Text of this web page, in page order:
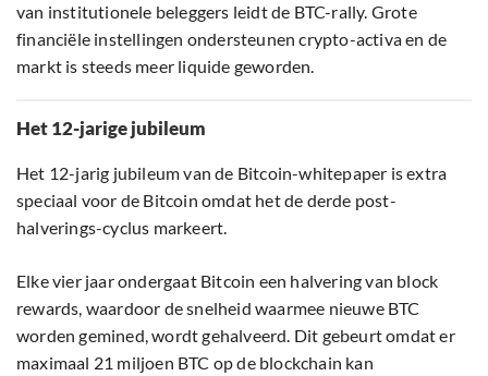
van institutionele beleggers leidt de BTC-rally. Grote
financiële instellingen ondersteunen crypto-activa en de
markt is steeds meer liquide geworden.
Het 12-jarige jubileum
Het 12-jarig jubileum van de Bitcoin-whitepaper is extra
speciaal voor de Bitcoin omdat het de derde post-
halverings-cyclus markeert.
Elke vier jaar ondergaat Bitcoin een halvering van block
rewards, waardoor de snelheid waarmee nieuwe BTC
worden gemined, wordt gehalveerd. Dit gebeurt omdat er
maximaal 21 miljoen BTC op de blockchain kan